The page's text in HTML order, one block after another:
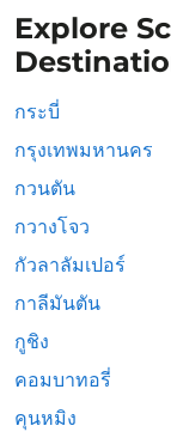
Explore
กระบี่
กรุงเทพมหานคร
กวนตัน
กวางโจว
กัวลาลัมเปอร์
กาลีมันตัน
กูชิง
คอมบาทอรี่
คุนหมิง